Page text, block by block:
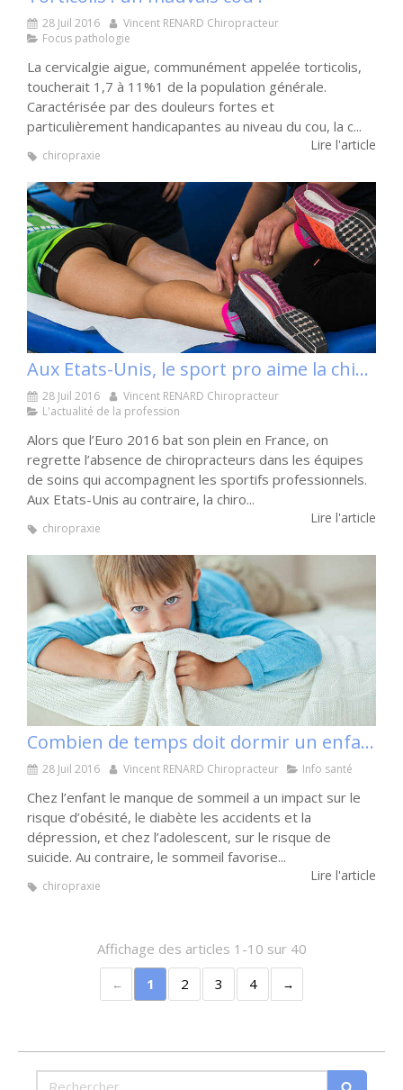
28 Juil 2016
Vincent RENARD Chiropracteur
Focus pathologie
La cervicalgie aigue, communément appelée torticolis,
toucherait 1,7 à 11%1 de la population générale.
Caractérisée par des douleurs fortes et
particulièrement handicapantes au niveau du cou, la c...
Lire l'article
chiropraxie
Aux Etats-Unis, le sport pro aime la chiro !
28 Juil 2016
Vincent RENARD Chiropracteur
L'actualité de la profession
Alors que l’Euro 2016 bat son plein en France, on
regrette l’absence de chiropracteurs dans les équipes
de soins qui accompagnent les sportifs professionnels.
Aux Etats-Unis au contraire, la chiro...
Lire l'article
chiropraxie
Combien de temps doit dormir un enfant ?
28 Juil 2016 Vincent RENARD Chiropracteur Info santé
Chez l’enfant le manque de sommeil a un impact sur le
risque d’obésité, le diabète les accidents et la
dépression, et chez l’adolescent, sur le risque de
suicide. Au contraire, le sommeil favorise...
Lire l'article
chiropraxie
Affichage des articles 1-10 sur 40
1
2 3 4
Rechercher